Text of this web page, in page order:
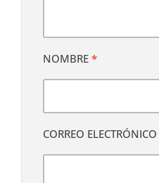
NOMBRE *
CORREO ELECTRÓNICO